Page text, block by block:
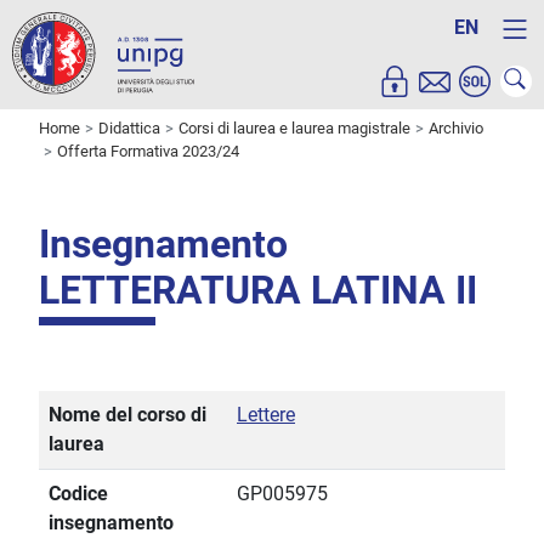
EN
Home Didattica Corsi di laurea e laurea magistrale
Archivio
Offerta Formativa 2023/24
Insegnamento
LETTERATURA LATINA II
Nome del corso di
laurea
Lettere
Codice
insegnamento
GP005975